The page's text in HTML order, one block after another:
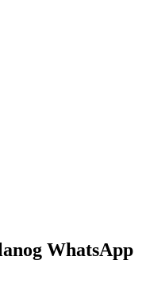
WhatsApp